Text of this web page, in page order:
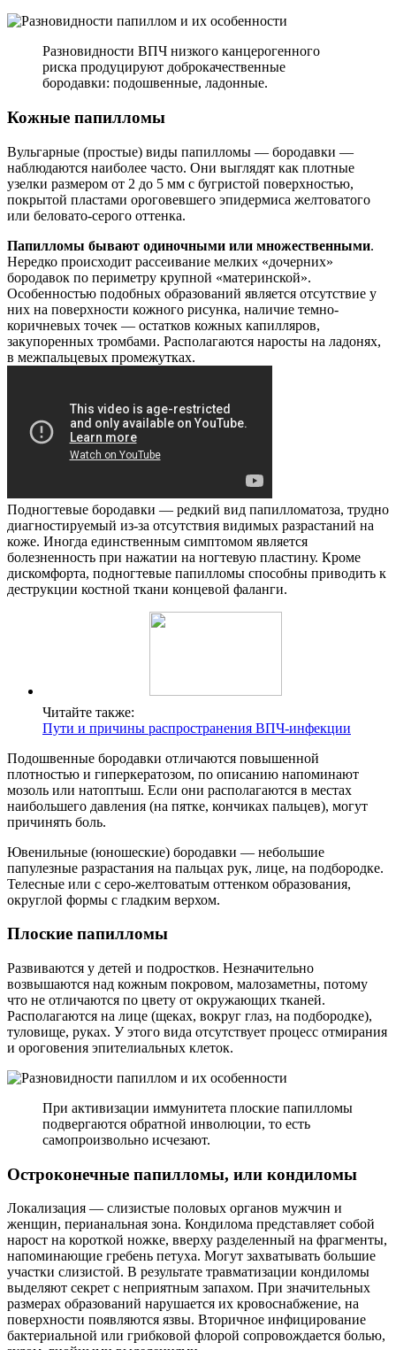
Разновидности ВПЧ низкого канцерогенного
риска продуцируют доброкачественные
бородавки: подошвенные, ладонные.
Кожные папилломы
Вульгарные (простые) виды папилломы — бородавки —
наблюдаются наиболее часто. Они выглядят как плотные
узелки размером от 2 до 5 мм с бугристой поверхностью,
покрытой пластами ороговевшего эпидермиса желтоватого
или беловато-серого оттенка.
Папилломы бывают одиночными или множественными.
Нередко происходит рассеивание мелких «дочерних»
бородавок по периметру крупной «материнской».
Особенностью подобных образований является отсутствие у
них на поверхности кожного рисунка, наличие темно-
коричневых точек — остатков кожных капилляров,
закупоренных тромбами. Располагаются наросты на ладонях,
в межпальцевых промежутках.
Подногтевые бородавки — редкий вид папилломатоза, трудно
диагностируемый из-за отсутствия видимых разрастаний на
коже. Иногда единственным симптомом является
болезненность при нажатии на ногтевую пластину. Кроме
дискомфорта, подногтевые папилломы способны приводить к
деструкции костной ткани концевой фаланги.
Читайте также:
Пути и причины распространения ВПЧ-инфекции
Подошвенные бородавки отличаются повышенной
плотностью и гиперкератозом, по описанию напоминают
мозоль или натоптыш. Если они располагаются в местах
наибольшего давления (на пятке, кончиках пальцев), могут
причинять боль.
Ювенильные (юношеские) бородавки — небольшие
папулезные разрастания на пальцах рук, лице, на подбородке.
Телесные или с серо-желтоватым оттенком образования,
округлой формы с гладким верхом.
Плоские папилломы
Развиваются у детей и подростков. Незначительно
возвышаются над кожным покровом, малозаметны, потому
что не отличаются по цвету от окружающих тканей.
Располагаются на лице (щеках, вокруг глаз, на подбородке),
туловище, руках. У этого вида отсутствует процесс отмирания
и ороговения эпителиальных клеток.
При активизации иммунитета плоские папилломы
подвергаются обратной инволюции, то есть
самопроизвольно исчезают.
Остроконечные папилломы, или кондиломы
Локализация — слизистые половых органов мужчин и
женщин, перианальная зона. Кондилома представляет собой
нарост на короткой ножке, вверху разделенный на фрагменты,
напоминающие гребень петуха. Могут захватывать большие
участки слизистой. В результате травматизации кондиломы
выделяют секрет с неприятным запахом. При значительных
размерах образований нарушается их кровоснабжение, на
поверхности появляются язвы. Вторичное инфицирование
бактериальной или грибковой флорой сопровождается болью,